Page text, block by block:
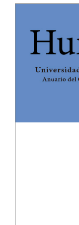
Barra
lateral
del
artículo